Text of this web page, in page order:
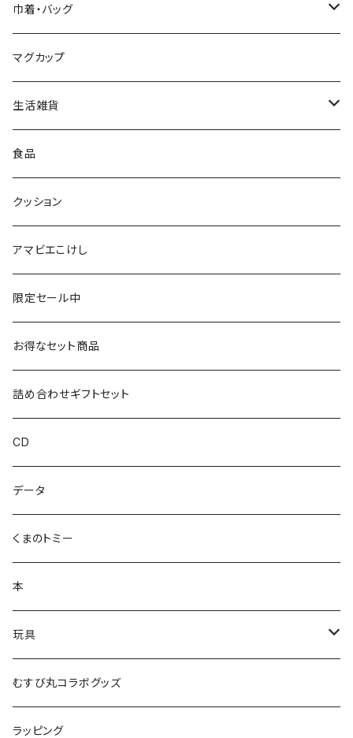
星定良工人（弥治郎系）
平賀輝幸工人（作並系）
早坂政弘工人（遠刈田系）
仙台弁こけしのこけし
やじろうちゃん
ばんつぁん
ズンダリアンシリーズ
コケゾン
付箋（ふせん）
スタンプ
ステッカー
マスキングテープ
ノート
メモ帳
クリアファイル
巾着・バッグ
エコバッグ
ポーチ
マグカップ
生活雑貨
スポンジ
フォトフレーム
食品
クッション
アマビエこけし
限定セール中
お得なセット商品
詰め合わせギフトセット
CD
データ
くまのトミー
本
玩具
かるた
むすび丸コラボグッズ
ラッピング